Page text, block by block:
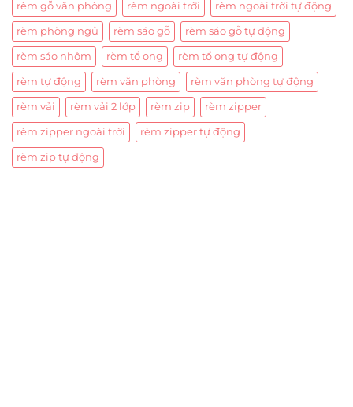
rèm gỗ văn phòng rèm ngoài trời rèm ngoài trời tự động
rèm phòng ngủ rèm sáo gỗ rèm sáo gỗ tự động
rèm sáo nhôm rèm tổ ong rèm tổ ong tự động
rèm tự động rèm văn phòng rèm văn phòng tự động
rèm vải rèm vải 2 lớp rèm zip rèm zipper
rèm zipper ngoài trời rèm zipper tự động
rèm zip tự động